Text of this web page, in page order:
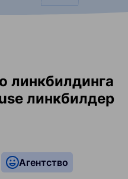
линкбилдинга
линкбилдер
Агентство